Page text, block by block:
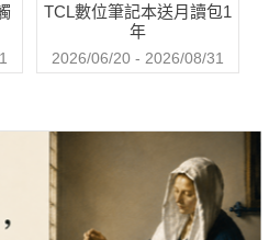
團隊夥伴因此而工作卡關，你也很
負面影響。
」，你將能輕鬆從心理狀態、
習，不管你是在辦公室內或者遠
成果，無論誰都將給你高評價！
為什麼破除惡習如此重要？
TCL數位筆記本送月讀包1
年
2026/06/20 - 2026/08/31